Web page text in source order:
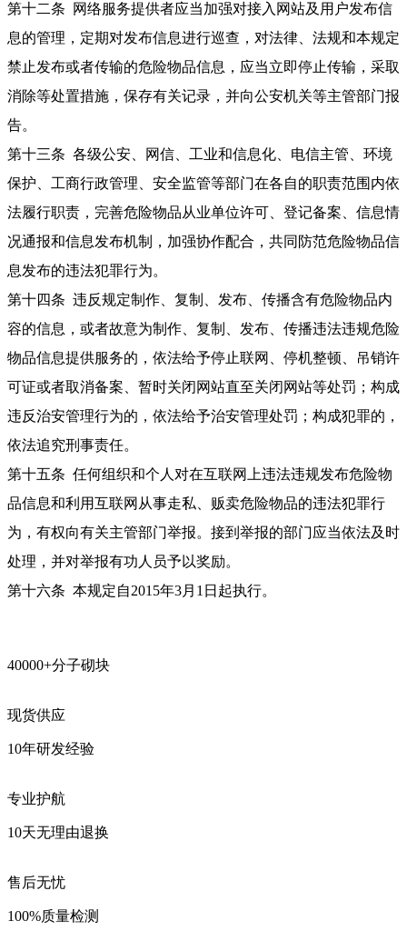
第十二条 网络服务提供者应当加强对接入网站及用户发布信
息的管理，定期对发布信息进行巡查，对法律、法规和本规定
禁止发布或者传输的危险物品信息，应当立即停止传输，采取
消除等处置措施，保存有关记录，并向公安机关等主管部门报
告。
第十三条 各级公安、网信、工业和信息化、电信主管、环境
保护、工商行政管理、安全监管等部门在各自的职责范围内依
法履行职责，完善危险物品从业单位许可、登记备案、信息情
况通报和信息发布机制，加强协作配合，共同防范危险物品信
息发布的违法犯罪行为。
第十四条 违反规定制作、复制、发布、传播含有危险物品内
容的信息，或者故意为制作、复制、发布、传播违法违规危险
物品信息提供服务的，依法给予停止联网、停机整顿、吊销许
可证或者取消备案、暂时关闭网站直至关闭网站等处罚；构成
违反治安管理行为的，依法给予治安管理处罚；构成犯罪的，
依法追究刑事责任。
第十五条 任何组织和个人对在互联网上违法违规发布危险物
品信息和利用互联网从事走私、贩卖危险物品的违法犯罪行
为，有权向有关主管部门举报。接到举报的部门应当依法及时
处理，并对举报有功人员予以奖励。
第十六条 本规定自2015年3月1日起执行。
40000+分子砌块
现货供应
10年研发经验
专业护航
10天无理由退换
售后无忧
100%质量检测